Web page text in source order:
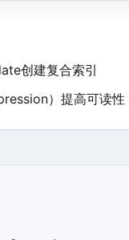
创建复合索引
）提高可读性